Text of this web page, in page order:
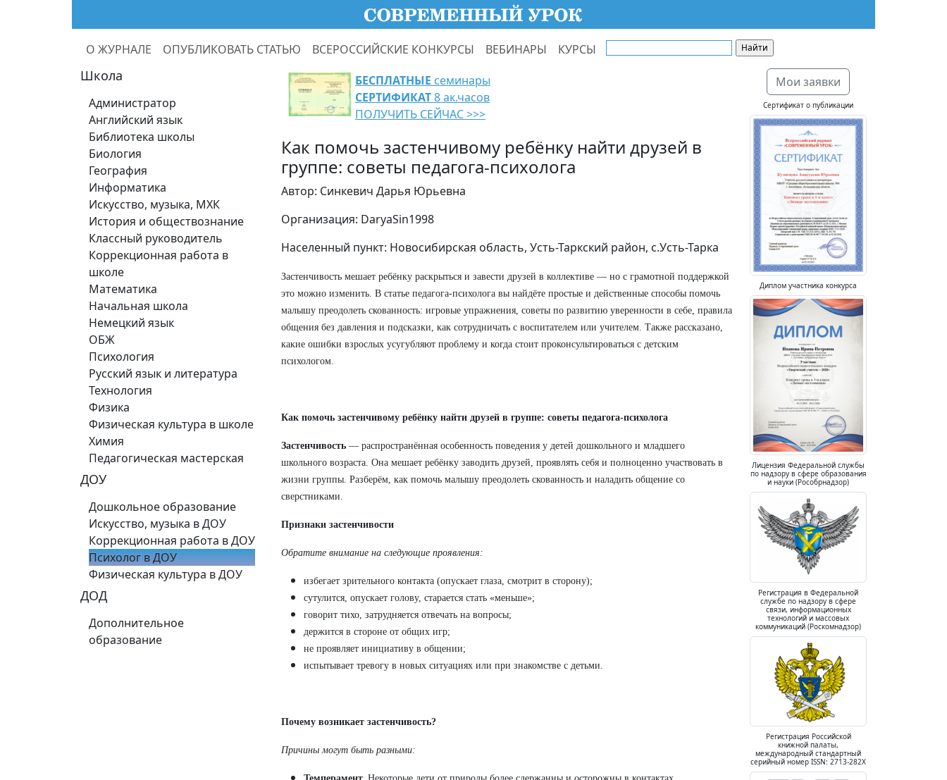
О ЖУРНАЛЕ ОПУБЛИКОВАТЬ СТАТЬЮ ВСЕРОССИЙСКИЕ КОНКУРСЫ ВЕБИНАРЫ КУРСЫ
Школа
Администратор
Английский язык
Библиотека школы
Биология
География
Информатика
Искусство, музыка, МХК
История и обществознание
Классный руководитель
Коррекционная работа в
школе
Математика
Начальная школа
Немецкий язык
ОБЖ
Психология
Русский язык и литература
Технология
Физика
Физическая культура в школе
Химия
Педагогическая мастерская
ДОУ
Дошкольное образование
Искусство, музыка в ДОУ
Коррекционная работа в ДОУ
Психолог в ДОУ
Физическая культура в ДОУ
ДОД
Дополнительное
образование
БЕСПЛАТНЫЕ семинары
СЕРТИФИКАТ8 ак.часов
ПОЛУЧИТЬ СЕЙЧАС >>>
Как помочь застенчивому ребёнку найти друзей в
группе: советы педагога‑психолога
Автор: Синкевич Дарья Юрьевна
Организация: DaryaSin1998
Населенный пункт: Новосибирская область, Усть-Таркский район, с.Усть-Тарка
Застенчивость мешает ребёнку раскрыться и завести друзей в коллективе — но с грамотной поддержкой
это можно изменить. В статье педагога‑психолога вы найдёте простые и действенные способы помочь
малышу преодолеть скованность: игровые упражнения, советы по развитию уверенности в себе, правила
общения без давления и подсказки, как сотрудничать с воспитателем или учителем. Также рассказано,
какие ошибки взрослых усугубляют проблему и когда стоит проконсультироваться с детским
психологом.
Как помочь застенчивому ребёнку найти друзей в группе: советы педагога‑психолога
Застенчивость — распространённая особенность поведения у детей дошкольного и младшего
школьного возраста. Она мешает ребёнку заводить друзей, проявлять себя и полноценно участвовать в
жизни группы. Разберём, как помочь малышу преодолеть скованность и наладить общение со
сверстниками.
Признаки застенчивости
Обратите внимание на следующие проявления:
избегает зрительного контакта (опускает глаза, смотрит в сторону);
сутулится, опускает голову, старается стать «меньше»;
говорит тихо, затрудняется отвечать на вопросы;
держится в стороне от общих игр;
не проявляет инициативу в общении;
испытывает тревогу в новых ситуациях или при знакомстве с детьми.
Почему возникает застенчивость?
Причины могут быть разными:
Мои заявки
Сертификат о публикации
Диплом участника конкурса
Лицензия Федеральной службы
по надзору в сфере образования
и науки (Рособрнадзор)
Регистрация в Федеральной
службе по надзору в сфере
связи, информационных
технологий и массовых
коммуникаций (Роскомнадзор)
Регистрация Российской
книжной палаты,
международный стандартный
серийный номер ISSN: 2713-282X